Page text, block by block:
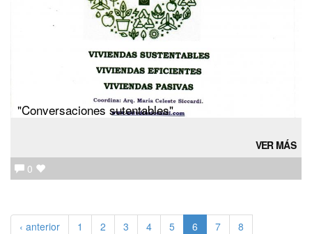
"Conversaciones sutentables"
VER MÁS
0
‹ anterior 1 2 3 4 5 6 7
8